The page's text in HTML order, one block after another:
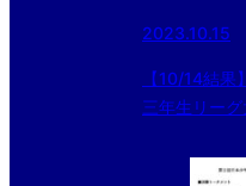
2023.10.15
【10/14結
三年生リーグ